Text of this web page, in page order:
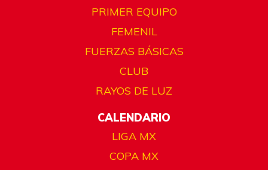
PRIMER EQUIPO
FEMENIL
FUERZAS BÁSICAS
CLUB
RAYOS DE LUZ
CALENDARIO
LIGA MX
COPA MX